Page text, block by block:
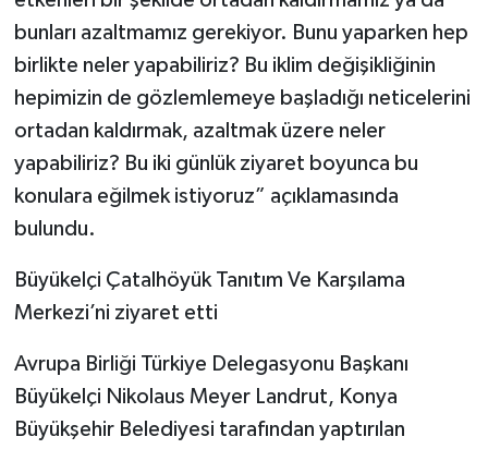
bunları azaltmamız gerekiyor. Bunu yaparken hep
birlikte neler yapabiliriz? Bu iklim değişikliğinin
hepimizin de gözlemlemeye başladığı neticelerini
ortadan kaldırmak, azaltmak üzere neler
yapabiliriz? Bu iki günlük ziyaret boyunca bu
konulara eğilmek istiyoruz” açıklamasında
bulundu.
Büyükelçi Çatalhöyük Tanıtım Ve Karşılama
Merkezi’ni ziyaret etti
Avrupa Birliği Türkiye Delegasyonu Başkanı
Büyükelçi Nikolaus Meyer Landrut, Konya
Büyükşehir Belediyesi tarafından yaptırılan